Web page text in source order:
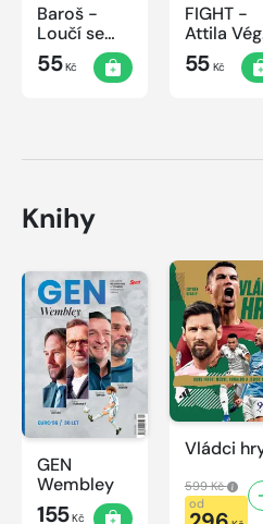
Baroš -
Loučí se
dravec
55Kč
FIGHT -
Attila
vs. Karlos
Vémola
55Kč
Knihy
GEN
Wembley
155Kč
Vládci
599 Kč
od